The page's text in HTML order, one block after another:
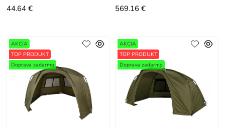
44.64 €
569.16 €
AKCIA
TOP PRODUKT
Doprava zadarmo
AKCIA
TOP PRODUKT
Doprava zadarmo